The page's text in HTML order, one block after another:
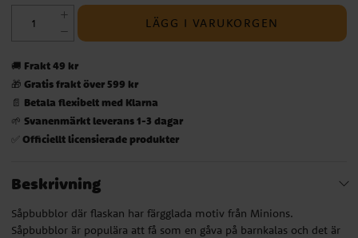
LÄGG I VARUKORGEN
🚚 Frakt 49 kr
🎁 Gratis frakt över 599 kr
📄 Betala flexibelt med Klarna
🌱 Svanenmärkt leverans 1-3 dagar
✅ Officiellt licensierade produkter
Beskrivning
Såpbubblor där flaskan har färgglada motiv från Minions.
Såpbubblor är populära att få som en gåva på barnkalas och det är